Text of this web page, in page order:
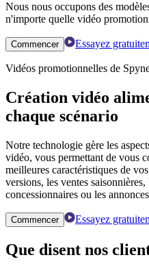
Nous nous occupons des
n'importe quelle vidéo
Commencer Essayez
Vidéos promotionnelles de
Création vidéo
chaque scénario
Notre technologie gère les
vidéo, vous permettant de vous
meilleures caractéristiques de
versions, les ventes
concessionnaires ou les
Commencer Essayez
Que disent nos